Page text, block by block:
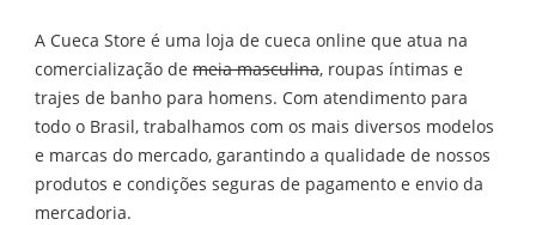
A Cueca Store é uma loja de cueca online que atua na
comercialização de meia masculina, roupas íntimas e
trajes de banho para homens. Com atendimento para
todo o Brasil, trabalhamos com os mais diversos modelos
e marcas do mercado, garantindo a qualidade de nossos
produtos e condições seguras de pagamento e envio da
mercadoria.